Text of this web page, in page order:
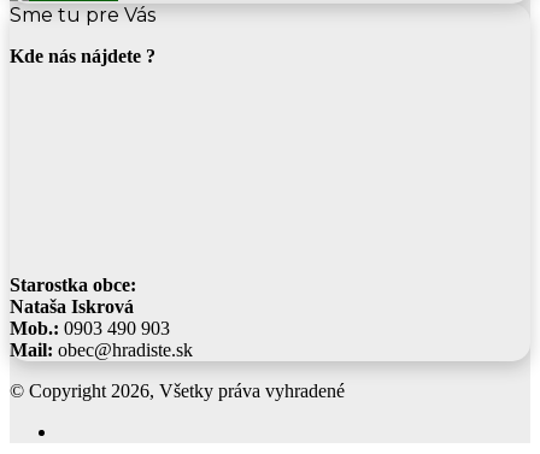
Sme tu pre Vás
Kde nás nájdete ?
Starostka obce:
Nataša Iskrová
Mob.: 0903 490 903
Mail: obec@hradiste.sk
© Copyright 2026, Všetky práva vyhradené